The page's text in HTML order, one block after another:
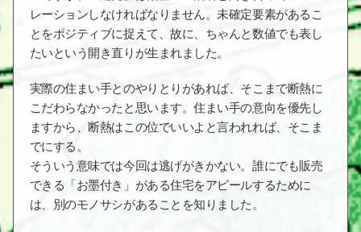
レーションしなければなりません。未確定要素があるこ
とをポジティブに捉えて、故に、ちゃんと数値でも表し
たいという開き直りが生まれました。
実際の住まい手とのやりとりがあれば、そこまで断熱に
こだわらなかったと思います。住まい手の意向を優先し
ますから、断熱はこの位でいいよと言われれば、そこま
でにする。
そういう意味では今回は逃げがきかない。誰にでも販売
できる「お墨付き」がある住宅をアピールするために
は、別のモノサシがあることを知りました。